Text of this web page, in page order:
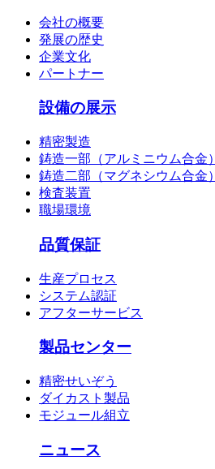
会社の概要
発展の歴史
企業文化
パートナー
設備の展示
精密製造
鋳造一部（アルミニウム合金）
鋳造二部（マグネシウム合金）
検査装置
職場環境
品質保証
生産プロセス
システム認証
アフターサービス
製品センター
精密せいぞう
ダイカスト製品
モジュール組立
ニュース